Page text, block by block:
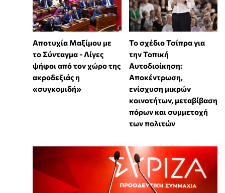
Αποτυχία Μαξίμου με
το Σύνταγμα - Λίγες
ψήφοι από τον χώρο της
ακροδεξιάς η
«συγκομιδή»
Το σχέδιο Τσίπρα για
την Τοπική
Αυτοδιοίκηση:
Αποκέντρωση,
ενίσχυση μικρών
κοινοτήτων, μεταβίβαση
πόρων και συμμετοχή
των πολιτών